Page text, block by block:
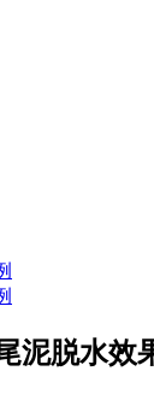
泥脱水效